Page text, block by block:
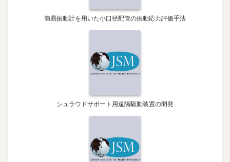
簡易振動計を用いた小口径配管の振動応力評価手法
シュラウドサポート用遠隔駆動装置の開発